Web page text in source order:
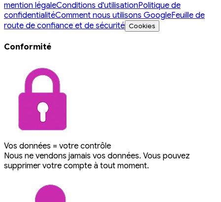
mention légaleConditions d'utilisationPolitique de
confidentialitéComment nous utilisons GoogleFeuille de
route de confiance et de sécurité Cookies
Conformité
Vos données = votre contrôle
Nous ne vendons jamais vos données. Vous pouvez
supprimer votre compte à tout moment.